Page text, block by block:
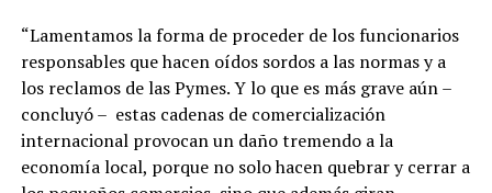
“Lamentamos la forma de proceder de los funcionarios
responsables que hacen oídos sordos a las normas y a
los reclamos de las Pymes. Y lo que es más grave aún –
concluyó – estas cadenas de comercialización
internacional provocan un daño tremendo a la
economía local, porque no solo hacen quebrar y cerrar a